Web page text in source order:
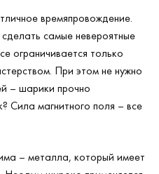
времяпровождение.
самые невероятные
ограничивается только
При этом не нужно
– шарики прочно
Сила магнитного поля – все
– металла, который имеет